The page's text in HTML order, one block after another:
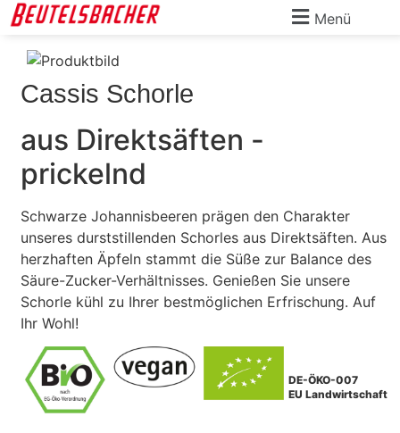
Menü
Cassis Schorle
aus Direktsäften -
prickelnd
Schwarze Johannisbeeren prägen den Charakter
unseres durststillenden Schorles aus Direktsäften. Aus
herzhaften Äpfeln stammt die Süße zur Balance des
Säure-Zucker-Verhältnisses. Genießen Sie unsere
Schorle kühl zu Ihrer bestmöglichen Erfrischung. Auf
Ihr Wohl!
DE-ÖKO-007
EU Landwirtschaft